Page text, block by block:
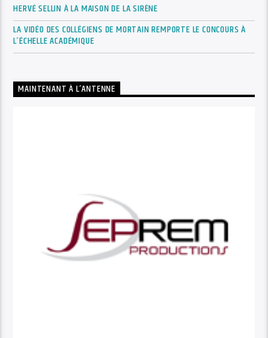
HERVÉ SELLIN À LA MAISON DE LA SIRÈNE
LA VIDÉO DES COLLÉGIENS DE MORTAIN REMPORTE LE CONCOURS À
L’ÉCHELLE ACADÉMIQUE
MAINTENANT À L’ANTENNE